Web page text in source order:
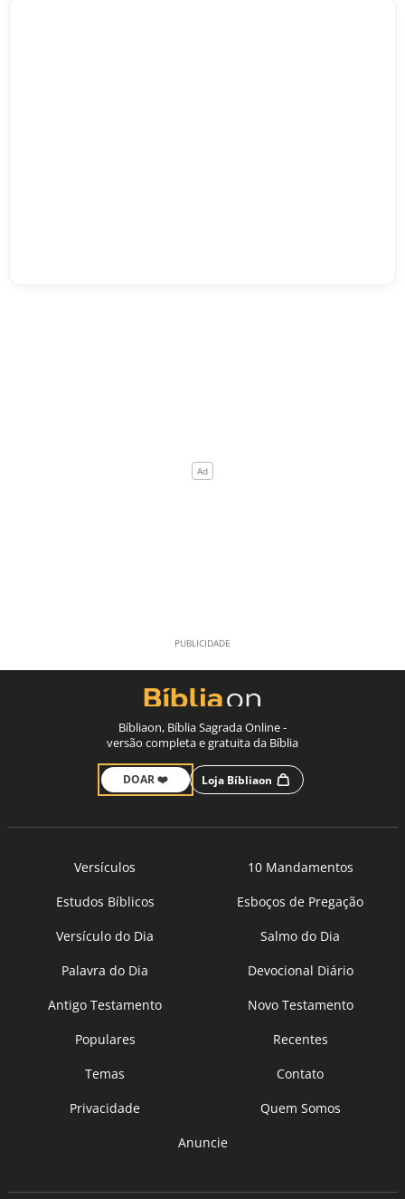
Bíbliaon, Bíblia Sagrada Online -
versão completa e gratuita da Bíblia
DOAR ❤️ Loja Bíbliaon
Versículos
10 Mandamentos
Estudos Bíblicos
Esboços de Pregação
Versículo do Dia
Salmo do Dia
Palavra do Dia
Devocional Diário
Antigo Testamento
Novo Testamento
Populares
Recentes
Temas
Contato
Privacidade
Quem Somos
Anuncie